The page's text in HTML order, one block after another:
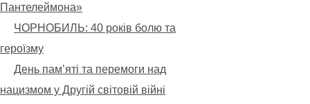
Пантелеймона»
ЧОРНОБИЛЬ: 40 років болю та
героїзму
День пам’яті та перемоги над
нацизмом у Другій світовій війні